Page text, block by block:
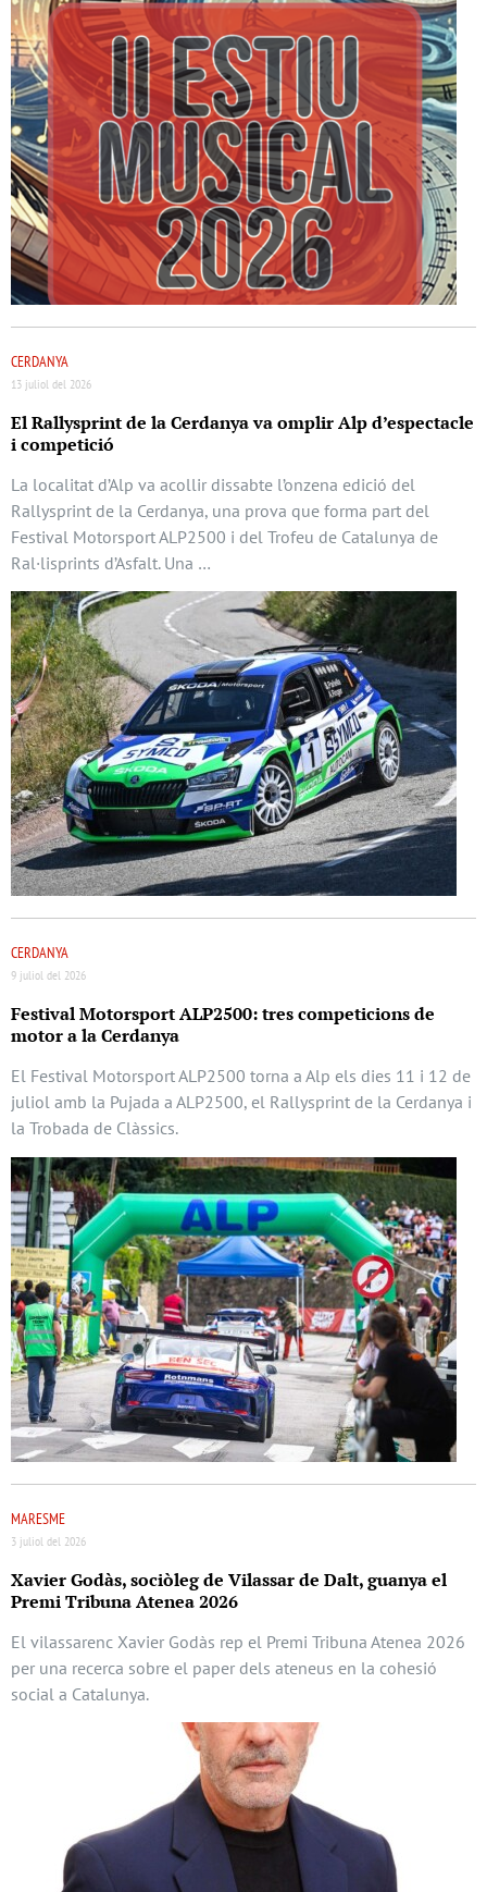
CERDANYA
13 juliol del 2026
El Rallysprint de la Cerdanya va omplir Alp d’espectacle
i competició
La localitat d’Alp va acollir dissabte l’onzena edició del
Rallysprint de la Cerdanya, una prova que forma part del
Festival Motorsport ALP2500 i del Trofeu de Catalunya de
Ral·lisprints d’Asfalt. Una …
CERDANYA
9 juliol del 2026
Festival Motorsport ALP2500: tres competicions de
motor a la Cerdanya
El Festival Motorsport ALP2500 torna a Alp els dies 11 i 12 de
juliol amb la Pujada a ALP2500, el Rallysprint de la Cerdanya i
la Trobada de Clàssics.
MARESME
3 juliol del 2026
Xavier Godàs, sociòleg de Vilassar de Dalt, guanya el
Premi Tribuna Atenea 2026
El vilassarenc Xavier Godàs rep el Premi Tribuna Atenea 2026
per una recerca sobre el paper dels ateneus en la cohesió
social a Catalunya.